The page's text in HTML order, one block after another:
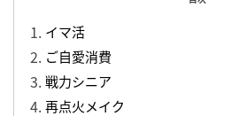
イマ活
ご自愛消費
戦力シニア
再点火メイク